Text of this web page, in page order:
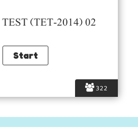
322
(TET-2014) 02